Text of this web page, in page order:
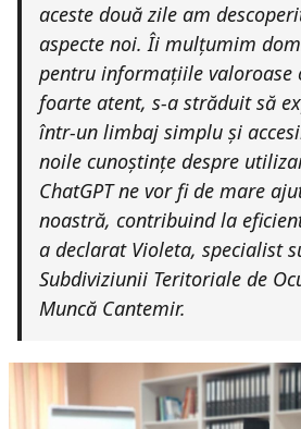
aceste două zile am
aspecte noi. Îi mulțumim
pentru informațiile valoroase
foarte atent, s-a străduit să
într-un limbaj simplu și
noile cunoștințe despre
ChatGPT ne vor fi de mare
noastră, contribuind la
a declarat Violeta, specialist
Subdiviziunii Teritoriale de
Muncă Cantemir.